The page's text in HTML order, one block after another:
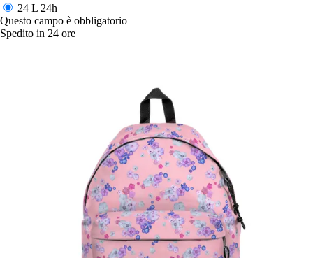
24 L 24h
Questo campo è obbligatorio
Spedito in 24 ore